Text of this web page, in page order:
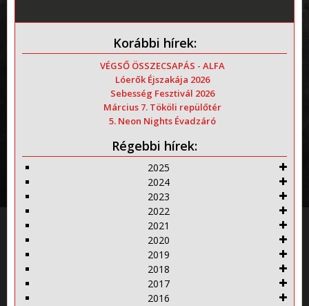
Korábbi hírek:
VÉGSŐ ÖSSZECSAPÁS - ALFA
Lóerők Éjszakája 2026
Sebesség Fesztivál 2026
Március 7. Tököli repülőtér
5. Neon Nights Évadzáró
Régebbi hírek:
2025
2024
2023
2022
2021
2020
2019
2018
2017
2016